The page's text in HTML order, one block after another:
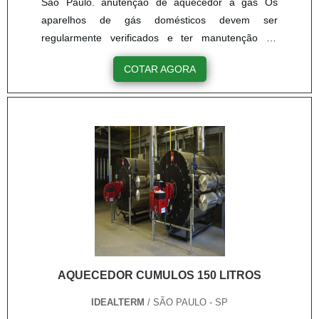
São Paulo. anutenção de aquecedor a gás Os
aparelhos de gás domésticos devem ser
regularmente verificados e ter manutenção de
rotina agendada. Isto é importante para manter a
função e a segurança adequadas, além de
prolongar a vida útil do aparelho. Realizar a
limpeza periódica, que deve ser feita por um
profissional técnico, especializado neste tipo ....
COTAR AGORA
AQUECEDOR CUMULOS 150 LITROS
IDEALTERM / SÃO PAULO - SP